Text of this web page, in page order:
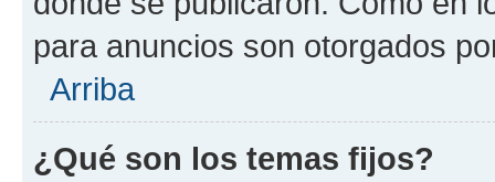
para anuncios son otorgados
Arriba
¿Qué son los temas fijos?